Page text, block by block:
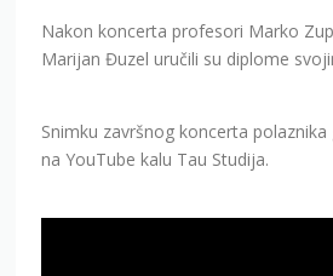
Nakon koncerta profesori Marko
Marijan Đuzel uručili su diplome
Snimku završnog koncerta
na YouTube kalu Tau Studija.